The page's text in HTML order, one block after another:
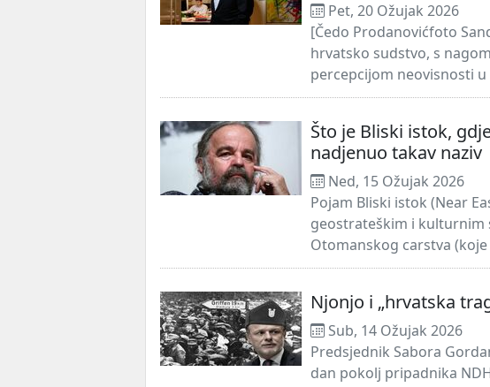
Pet, 20 Ožujak 2026
[Čedo Prodanovićfoto
hrvatsko sudstvo, s
percepcijom neovisnosti
Što je Bliski istok,
nadjenuo takav naziv
Ned, 15 Ožujak 2026
Pojam Bliski istok (Near
geostrateškim i kulturnim
Otomanskog carstva (koje
Njonjo i „hrvatska
Sub, 14 Ožujak 2026
Predsjednik Sabora
dan pokolj pripadnika